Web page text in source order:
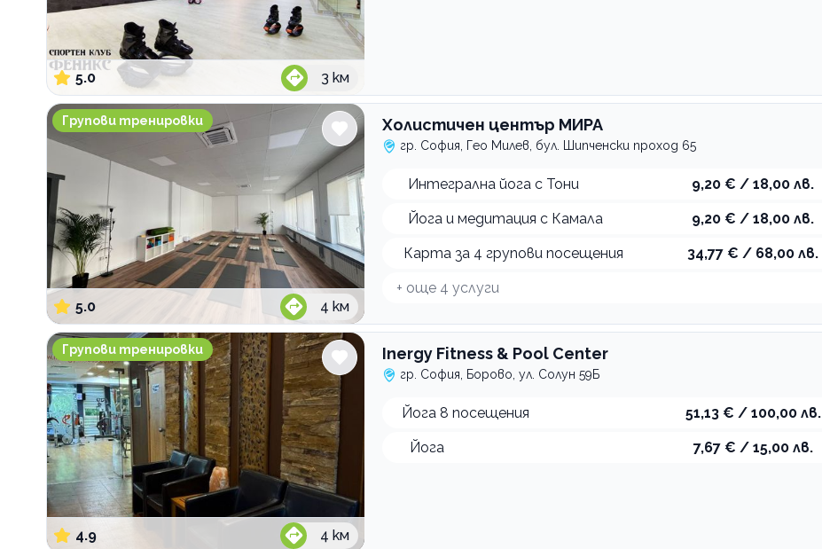
5.0 3 км
Холистичен център МИРА
Групови тренировки
5.0 4 км
Холистичен център МИРА
гр. София, Гео Милев, бул. Шипченски проход 65
Интегрална йога с Тони 9,20 € / 18,00 лв.
Йога и медитация с Камала 9,20 € / 18,00 лв.
Карта за 4 групови посещения 34,77 € / 68,00 лв.
+ още 4 услуги
Inergy Fitness & Pool Center
Групови тренировки
4.9 4 км
Inergy Fitness & Pool Center
гр. София, Борово, ул. Солун 59Б
Йога 8 посещения 51,13 € / 100,00 лв.
Йога 7,67 € / 15,00 лв.